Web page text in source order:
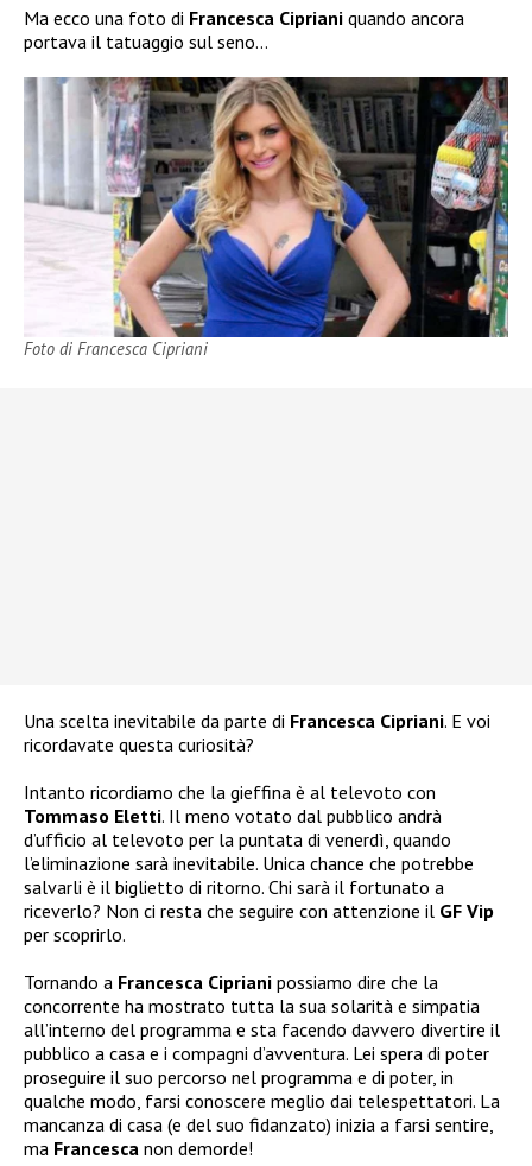
Ma ecco una foto di Francesca Cipriani quando ancora
portava il tatuaggio sul seno…
Foto di Francesca Cipriani
Una scelta inevitabile da parte di Francesca Cipriani. E voi
ricordavate questa curiosità?
Intanto ricordiamo che la gieffina è al televoto con
Tommaso Eletti. Il meno votato dal pubblico andrà
d’ufficio al televoto per la puntata di venerdì, quando
l’eliminazione sarà inevitabile. Unica chance che potrebbe
salvarli è il biglietto di ritorno. Chi sarà il fortunato a
riceverlo? Non ci resta che seguire con attenzione il GF Vip
per scoprirlo.
Tornando a Francesca Cipriani possiamo dire che la
concorrente ha mostrato tutta la sua solarità e simpatia
all’interno del programma e sta facendo davvero divertire il
pubblico a casa e i compagni d’avventura. Lei spera di poter
proseguire il suo percorso nel programma e di poter, in
qualche modo, farsi conoscere meglio dai telespettatori. La
mancanza di casa (e del suo fidanzato) inizia a farsi sentire,
ma Francesca non demorde!